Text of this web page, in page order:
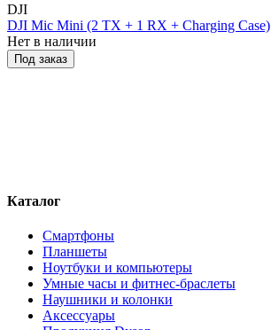
DJI
DJI Mic Mini (2 TX + 1 RX + Charging Case)
Нет в наличии
Под заказ
Каталог
Смартфоны
Планшеты
Ноутбуки и компьютеры
Умные часы и фитнес-браслеты
Наушники и колонки
Аксессуары